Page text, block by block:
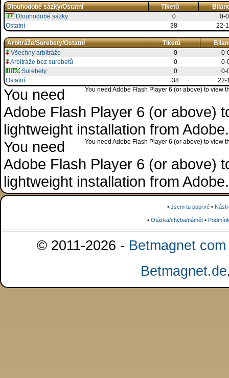
Dlouhodobé sázky/Ostatní Tiketů
Dlouhodobé sázky
0
0-
Ostatní
38 22-
Arbitráže/Surebety/Ostatní Tiketů
Všechny arbitráže
0
0-
Arbitráže bez surebetů
0
0-
Surebety
0
0-
Ostatní
38
22-
You need Adobe Flash Player 6 (or above) to view
You need
Adobe Flash Player 6 (or above)
lightweight installation from
You need Adobe Flash Player 6 (or above) to view
You need
Adobe Flash Player 6 (or above)
lightweight installation from
• Jsem tu poprvé •
• Otázka/chyba/námět•
© 2011-2026 - Betmagnet
Betmagnet.de